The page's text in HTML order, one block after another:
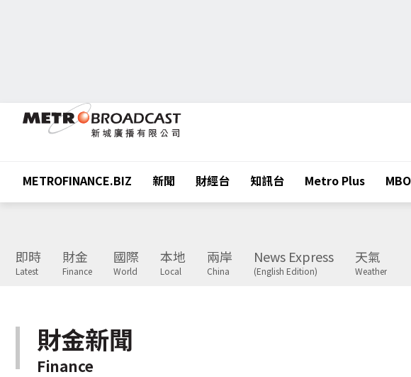
METROFINANCE.BIZ 新聞 財經台 知訊台 Metro Plus
即時
Latest
財金
Finance
國際
World
本地
Local
兩岸
China
News Express
(English Edition)
天氣
Weather
財金新聞
Finance